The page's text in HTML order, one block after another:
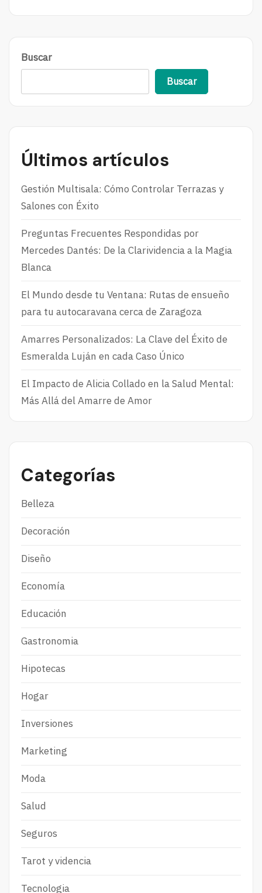
Buscar
Buscar
Últimos artículos
Gestión Multisala: Cómo Controlar Terrazas y
Salones con Éxito
Preguntas Frecuentes Respondidas por
Mercedes Dantés: De la Clarividencia a la Magia
Blanca
El Mundo desde tu Ventana: Rutas de ensueño
para tu autocaravana cerca de Zaragoza
Amarres Personalizados: La Clave del Éxito de
Esmeralda Luján en cada Caso Único
El Impacto de Alicia Collado en la Salud Mental:
Más Allá del Amarre de Amor
Categorías
Belleza
Decoración
Diseño
Economía
Educación
Gastronomia
Hipotecas
Hogar
Inversiones
Marketing
Moda
Salud
Seguros
Tarot y videncia
Tecnologia